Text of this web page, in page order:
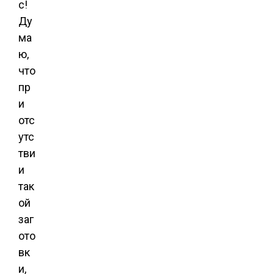
с!
Ду
ма
ю,
что
пр
и
отс
утс
тви
и
так
ой
заг
ото
вк
и,